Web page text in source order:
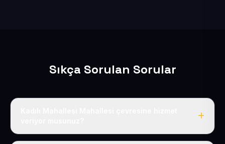
Sıkça Sorulan Sorular
Evet, Kadılı Mahallesi dahil tüm Pınarbaşı ve Pınarbaşı